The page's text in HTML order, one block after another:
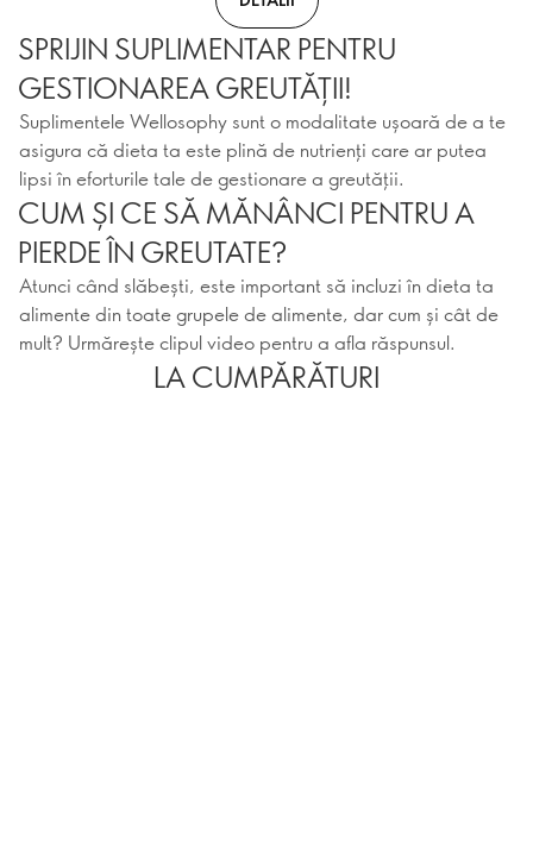
SPRIJIN SUPLIMENTAR PENTRU
GESTIONAREA GREUTĂȚII!
Suplimentele Wellosophy sunt o modalitate ușoară de a te
asigura că dieta ta este plină de nutrienți care ar putea
lipsi în eforturile tale de gestionare a greutății.
CUM ȘI CE SĂ MĂNÂNCI PENTRU A
PIERDE ÎN GREUTATE?
Atunci când slăbești, este important să incluzi în dieta ta
alimente din toate grupele de alimente, dar cum și cât de
mult? Urmărește clipul video pentru a afla răspunsul.
LA CUMPĂRĂTURI